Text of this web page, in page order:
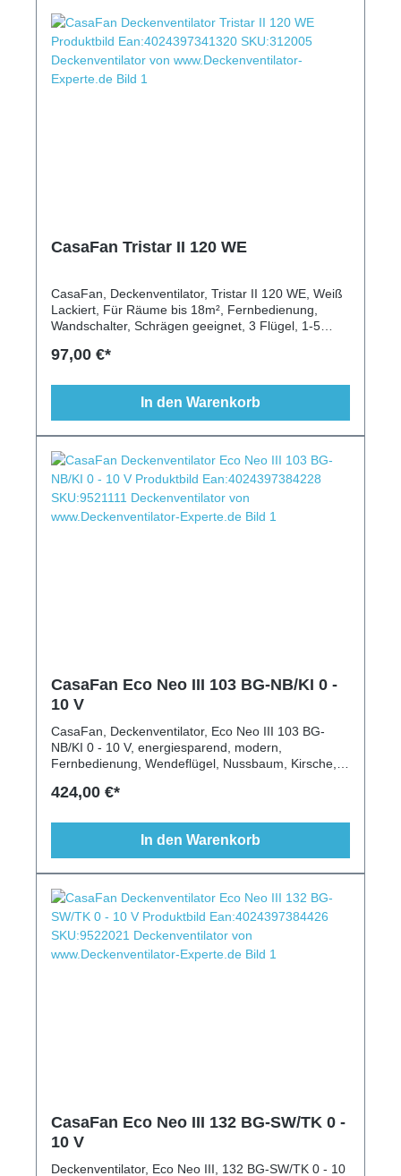
CasaFan Tristar II 120 WE
CasaFan, Deckenventilator, Tristar II 120 WE, Weiß
Lackiert, Für Räume bis 18m², Fernbedienung,
Wandschalter, Schrägen geeignet, 3 Flügel, 1-5
97,00 €*
In den Warenkorb
CasaFan Eco Neo III 103 BG-NB/KI 0 -
10 V
CasaFan, Deckenventilator, Eco Neo III 103 BG-
NB/KI 0 - 10 V, energiesparend, modern,
Fernbedienung, Wendeflügel, Nussbaum, Kirsche,
424,00 €*
In den Warenkorb
CasaFan Eco Neo III 132 BG-SW/TK 0 -
10 V
Deckenventilator, Eco Neo III, 132 BG-SW/TK 0 - 10